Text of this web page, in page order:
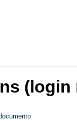
(login